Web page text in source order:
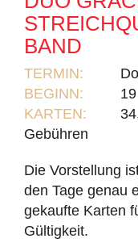
BAND
TERMIN:
BEGINN:
KARTEN:
Gebühren
Die Vorstellung
den Tage genau
gekaufte Karten
Gültigkeit.